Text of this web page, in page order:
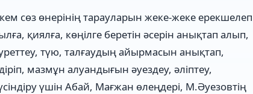
сөз өнерінің тарауларын жеке-жеке ерекшелеп
қиялға, көңілге беретін әсерін анықтап алып,
түю, талғаудың айырмасын анықтап,
мазмұн алуандығын әуездеу, әліптеу,
үшін Абай, Мағжан өлеңдері, М.Әуезовтің